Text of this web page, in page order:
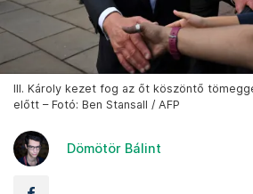
III. Károly kezet fog az őt köszöntő
előtt – Fotó: Ben Stansall / AFP
Dömötör Bálint